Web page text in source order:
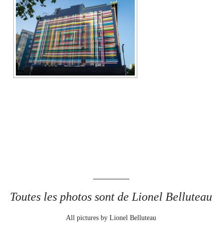
Toutes les photos sont de Lionel Belluteau
All pictures by Lionel Belluteau